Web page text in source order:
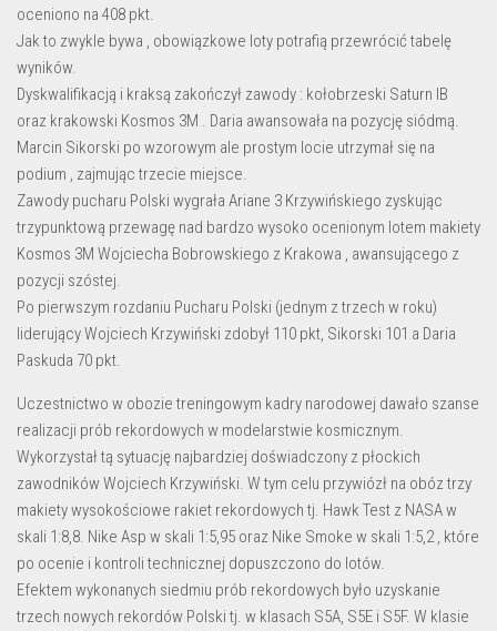
oceniono na 408 pkt.
Jak to zwykle bywa , obowiązkowe loty potrafią przewrócić tabelę
wyników.
Dyskwalifikacją i kraksą zakończył zawody : kołobrzeski Saturn IB
oraz krakowski Kosmos 3M . Daria awansowała na pozycję siódmą.
Marcin Sikorski po wzorowym ale prostym locie utrzymał się na
podium , zajmując trzecie miejsce.
Zawody pucharu Polski wygrała Ariane 3 Krzywińskiego zyskując
trzypunktową przewagę nad bardzo wysoko ocenionym lotem makiety
Kosmos 3M Wojciecha Bobrowskiego z Krakowa , awansującego z
pozycji szóstej.
Po pierwszym rozdaniu Pucharu Polski (jednym z trzech w roku)
liderujący Wojciech Krzywiński zdobył 110 pkt, Sikorski 101 a Daria
Paskuda 70 pkt.
Uczestnictwo w obozie treningowym kadry narodowej dawało szanse
realizacji prób rekordowych w modelarstwie kosmicznym.
Wykorzystał tą sytuację najbardziej doświadczony z płockich
zawodników Wojciech Krzywiński. W tym celu przywiózł na obóz trzy
makiety wysokościowe rakiet rekordowych tj. Hawk Test z NASA w
skali 1:8,8. Nike Asp w skali 1:5,95 oraz Nike Smoke w skali 1:5,2 , które
po ocenie i kontroli technicznej dopuszczono do lotów.
Efektem wykonanych siedmiu prób rekordowych było uzyskanie
trzech nowych rekordów Polski tj. w klasach S5A, S5E i S5F. W klasie